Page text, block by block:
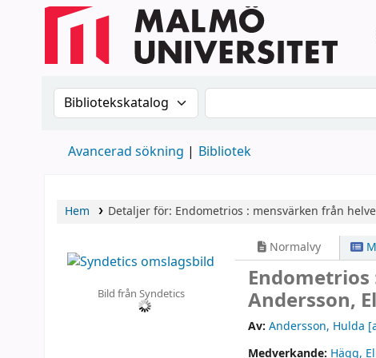
Sök i katalogen efter:Sök i katalogen
Avancerad sökning Bibliotek
Hem Detaljer för: Endometrios : mensvärken från
Bild från Syndetics
Normalvy
Andersson,
Av: Andersson, Hulda
Medverkande: Hägg,